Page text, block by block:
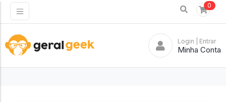
0
Login | Entrar
Minha Conta